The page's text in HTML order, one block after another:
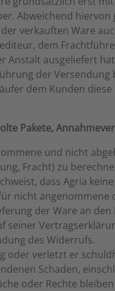
Abweichend hiervon
verkauften Ware
dem
ausgeliefert
der Versendung
dem Kunden
Pakete,
und nicht
Fracht) zu
dass Agria
nicht angenommene
der Ware an den
des Widerrufs.
oder verletzt er
Schaden,
oder Rechte bleiben